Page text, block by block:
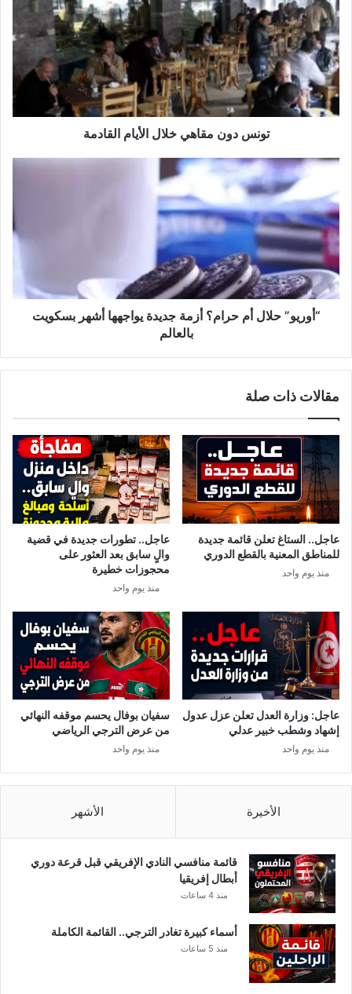
مقاهي
خلال
الأيام
القادمة
تونس دون مقاهي خلال الأيام القادمة
“أوريو”
أم
حرام؟
أزمة
جديدة
يواجهها
أشهر
بسكويت
بالعالم“أوريو” حلال أم حرام؟ أزمة جديدة يواجهها أشهر بسكويت
بالعالم
مقالات ذات صلة
عاجل.. الستاغ تعلن قائمة جديدة
للمناطق المعنية بالقطع الدوري
منذ يوم واحد
عاجل.. تطورات جديدة في قضية
والٍ سابق بعد العثور على
محجوزات خطيرة
منذ يوم واحد
عاجل: وزارة العدل تعلن عزل عدول
إشهاد وشطب خبير عدلي
منذ يوم واحد
سفيان بوفال يحسم موقفه النهائي
من عرض الترجي الرياضي
منذ يوم واحد
الأخيرة الأشهر
قائمة منافسي النادي الإفريقي قبل قرعة دوري
أبطال إفريقيا
منذ 4 ساعات
أسماء كبيرة تغادر الترجي.. القائمة الكاملة
منذ 5 ساعات